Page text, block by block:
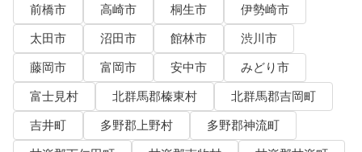
前橋市 高崎市 桐生市
伊勢崎市
太田市
沼田市 館林市
渋川市
藤岡市
富岡市 安中市
みどり市
富士見村
北群馬郡榛東村
北群馬郡吉岡町
吉井町
多野郡上野村
多野郡神流町